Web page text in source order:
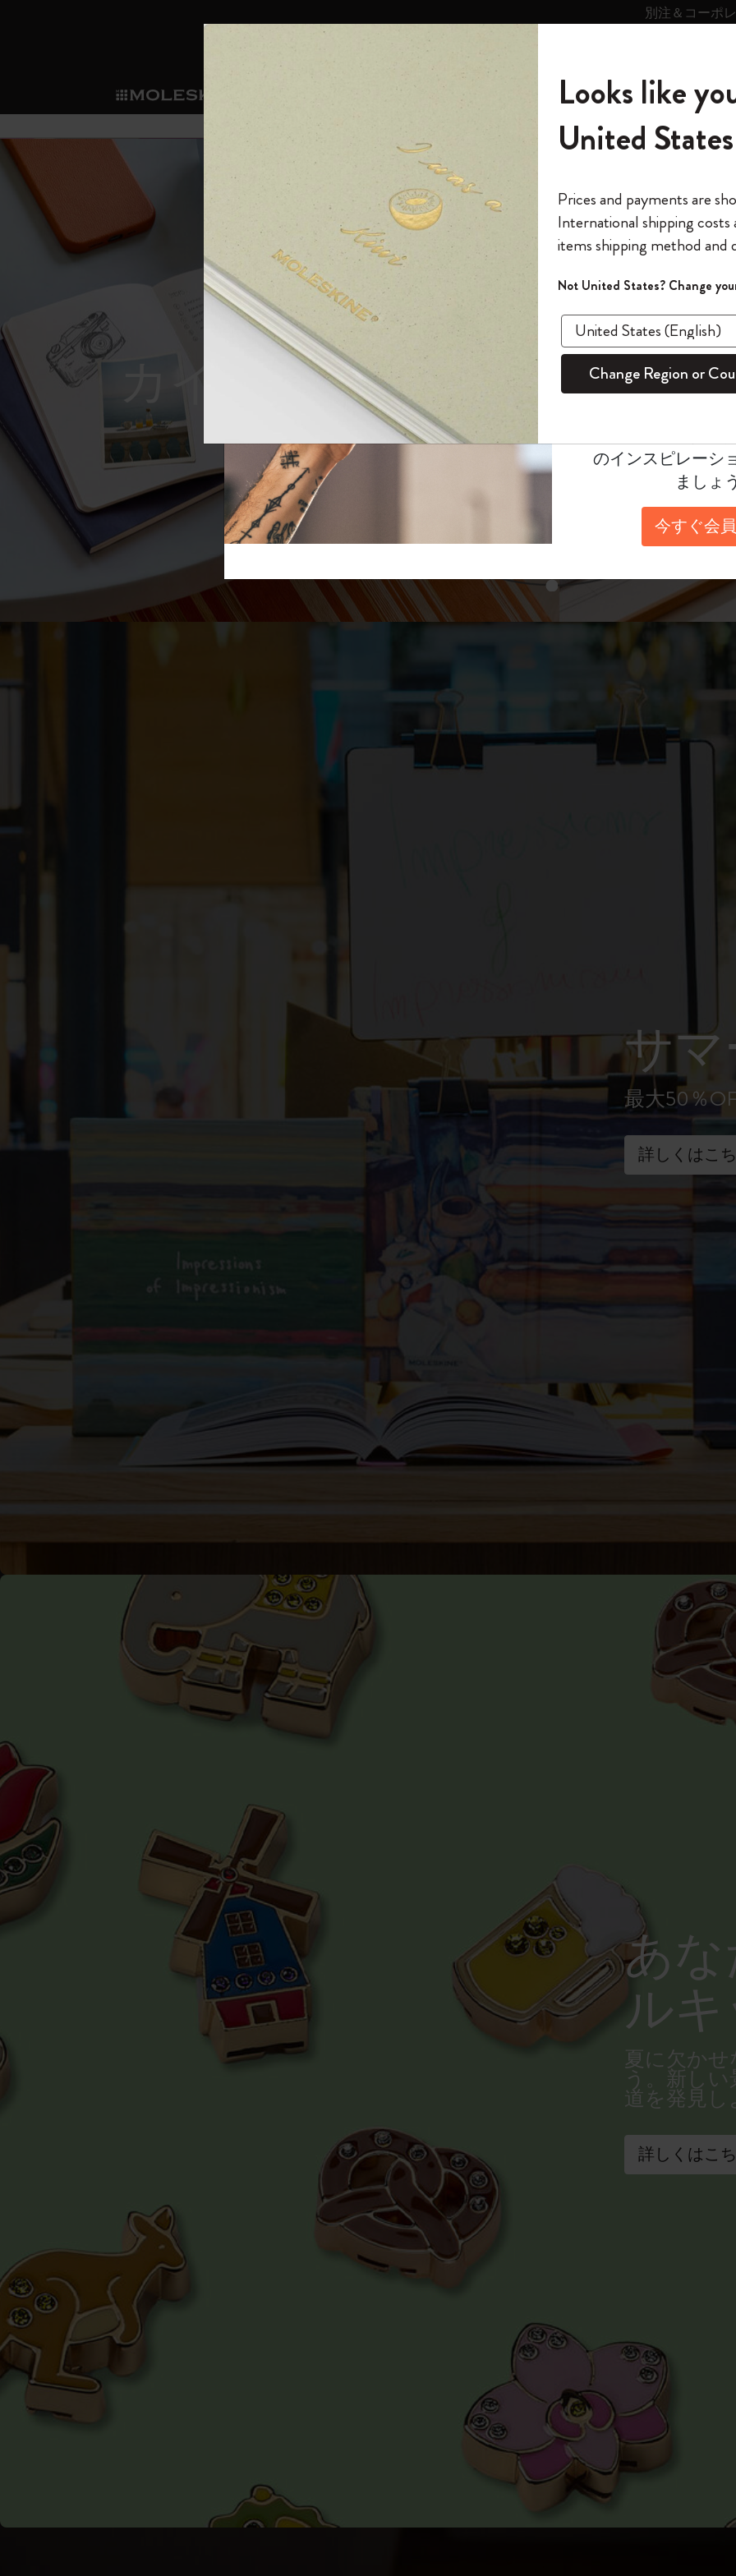
別注＆コーポ
ショ
新商品
ノートブック
ノートブック
The Original Notebook
ミニノートブックチャーム
カイエ ＆ ジャーナル
セット
パッションジャーナル
スチューデントカイエジャーナル
サブカテゴリ
ダイアリー
パーソナル・ダイアリー
12カ月ダイアリー
15ヶ月プランナー
ウィークリープランナー
デイリープランナー
マンスリープランナー
ライフプランナー・コレクション
アカデミック・プランナー
モレスキンスマート
サブカテゴリ
すべて見る
スマートライティング・システム
モレスキンスマートスマートとは
アプリ・サービス
ライティングツール
サブカテゴリ
モレスキンスマート
Blackwing x モレスキン
Kaweco x モレスキン
ペン & ペンシル
限定版ノートブック
Reframe サングラス
ムーミン コレクション
キム・ジョンギコレクション
「Alice's Adventures in Wonderland」コレ
『ロード・オブ・ザ・リング』コレク
カラーパターン ノートブック
サクラコレクション
馬年コレクション
ISSEY MIYAKE | モレスキン のコレク
ション
ナサにインスパイアされたコレクショ
ン
ピーナッツ限定コレクション
Mardi Mercredi × モレスキン
ハリー・ポッターの呪文コレクション
キム・ジョンギコレクション
Impressions of Impressionism コレクショ
ン
カサ・バトリョ 限定版コレクション
ゴッホ美術館
バッグ
サブカテゴリ
すべて見る
バックパック
限定版バックパック
Shopper paper – made Collection
ギフト
サブカテゴリ
アートを愛する方への贈り物
プロフェッショナルへの贈り物
ミニマリストへの贈り物
マキシマリストへの贈り物
健康を愛する方への贈り物です
趣味を愛する方へのギフト
ピン
サブカテゴリ
カントリー・テーマ・ピンズ・コレク
ション
サブカテゴリ
プライドをいつも胸に
Mardi Mercredi × モレスキン
すべて見る
スマートライティング・シス
サブカテゴリ
スマートライティング・システム
スマートノートブック
スマートダイアリー
モレスキンスマートスマート
アプリ・サービス
サブカテゴリ
Notes
モレスキン Journal
モレスキン Planner
パーソナライズサ
ービス
サブカテゴリ
カスタムダイアリー
カスタムノートブック
和紙テープ
ミニノートブックチャーム
別注＆コーポレートギフト
リー
の世界
サブカテゴリ
モレスキンメンバーシップ
我々の歴史
モレスキンのマニフェスト
ペンと紙の力
持続可能な創造性
今すぐメンバー登録
ウェルカムオファー: 次回のご購入時に10% オフと送料無料
通常特典: パーソナライズの2冊ご購入で1冊無料
バースデー特典: 1回限りの割引（1ヶ月有効）
先行プレビュー: 新作コレクションへの先行アクセス
伝説的なお得情報: 会員限定の特別サプライズ
セールへの早期アクセス: お得な情報をいち早くチェック
モレスキン限定イベント: 優先アクセス
返品期間の延長: 1ヶ月間
モレスキンの世界
*メールアドレス
*パスワード
このデバイスで情
ログイン
6,500円以上のご購入で送料無料
あるページから始まる物語
Reframe Sunglasses（リフレー
あなたにぴったりの一本を選ぼう
ス
スライド表示2
スライド表示3
スライド表示4
スライド表示5
サ
最大50％
詳しくはこ
あ
ル
夏に欠か
う。新し
道を発見し
詳しくはこ
モレスキンの世
今すぐ会員登録
「WELCOME10」
回注文が10%オフ
ます。セール・ア
適用
のインスピレーシ
ましょ
今すぐ会
Looks like
United States
Prices and payments are
International shipping costs
items shipping method and
Not United States? Change
Change Region or